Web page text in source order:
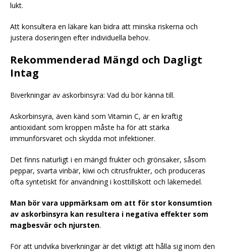
lukt.
Att konsultera en läkare kan bidra att minska riskerna och
justera doseringen efter individuella behov.
Rekommenderad Mängd och Dagligt
Intag
Biverkningar av askorbinsyra: Vad du bör känna till.
Askorbinsyra, även känd som Vitamin C, är en kraftig
antioxidant som kroppen måste ha för att stärka
immunförsvaret och skydda mot infektioner.
Det finns naturligt i en mängd frukter och grönsaker, såsom
peppar, svarta vinbär, kiwi och citrusfrukter, och produceras
ofta syntetiskt för användning i kosttillskott och läkemedel.
Man bör vara uppmärksam om att för stor konsumtion
av askorbinsyra kan resultera i negativa effekter som
magbesvär och njursten.
För att undvika biverkningar är det viktigt att hålla sig inom den